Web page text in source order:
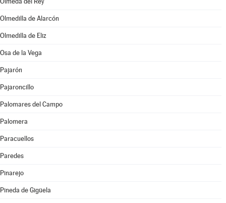
Olmedilla de Alarcón
Olmedilla de Eliz
Osa de la Vega
Pajarón
Pajaroncillo
Palomares del Campo
Palomera
Paracuellos
Paredes
Pinarejo
Pineda de Gigüela